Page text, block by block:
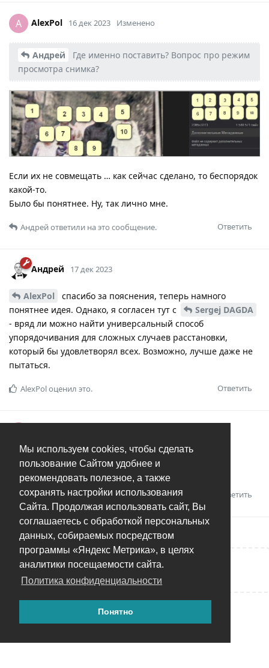
Мы используем cookies, чтобы сделать
пользование Сайтом удобнее и
рекомендовать полезное, а также
сохранять настройки использования
Сайта. Продолжая использовать сайт, Вы
соглашаетесь с обработкой персональных
данных, собираемых посредством
программы «Яндекс Метрика», в целях
аналитики посещаемости сайта.
Политика конфиденциальности
Понятно
A AlexPol 16 дек 2023 Изменено
Андрей
Где именно поставить? Вопрос про режим
просмотра снимка?
Если их не совмещать … как сейчас сделано, то беспорядок
какой-то.
Было бы понятнее. Ну, так лично мне.
Ответить
Андрейответили на это сообщение.
Андрей 17 дек 2023
AlexPol
спасибо за пояснения, теперь намного
понятнее идея. Однако, я согласен тут с
Sergej DAGDA
- вряд ли можно найти универсальный способ
упорядочивания для сложных случаев расстановки,
который бы удовлетворял всех. Возможно, лучше даже не
пытаться.
Ответить
AlexPolоценил это.
Вы автор. Вам виднее.
Ответить
Написать ответ...